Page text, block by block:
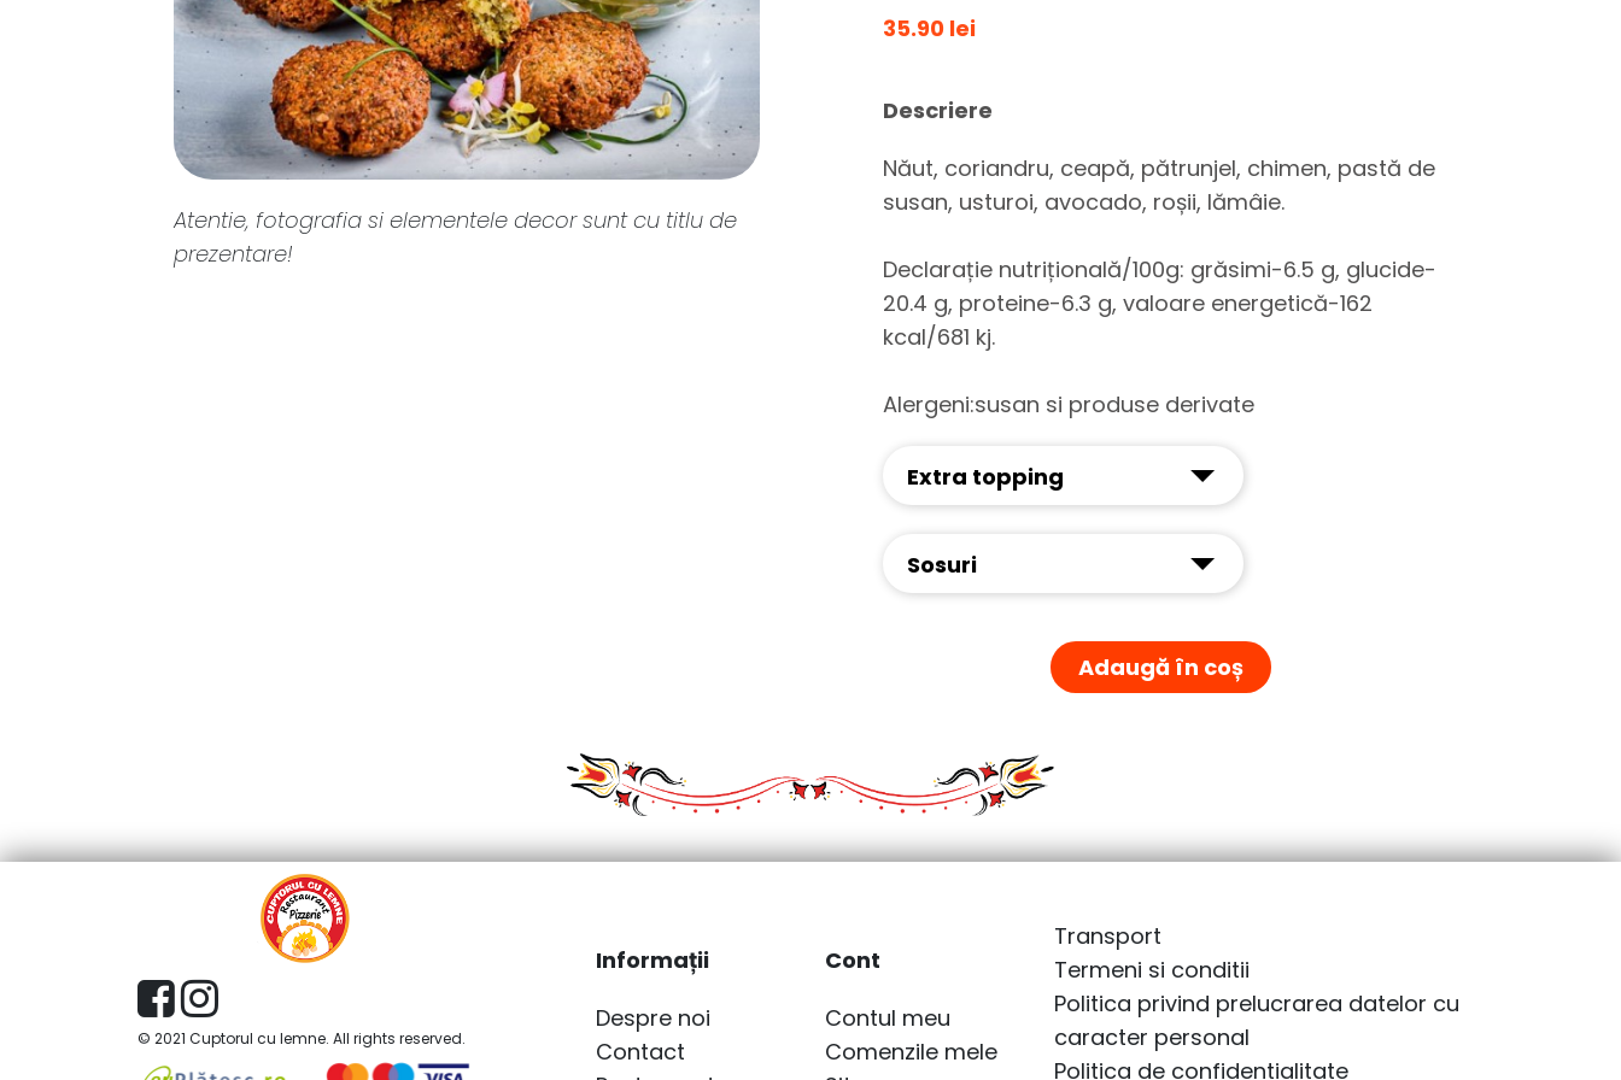
Atentie, fotografia si elementele decor sunt cu titlu de
prezentare!
35.90 lei
Descriere
Năut, coriandru, ceapă, pătrunjel, chimen, pastă de
susan, usturoi, avocado, roșii, lămâie.
Declarație nutrițională/100g: grăsimi-6.5 g, glucide-
20.4 g, proteine-6.3 g, valoare energetică-162
kcal/681 kj.
Alergeni:susan si produse derivate
Extra topping
Sosuri
Adaugă în coș
© 2021 Cuptorul cu lemne. All rights reserved.
Informații
Despre noi
Contact
Cont
Contul meu
Comenzile mele
Transport
Termeni si conditii
Politica privind prelucrarea datelor cu
caracter personal
Politica de confidentialitate